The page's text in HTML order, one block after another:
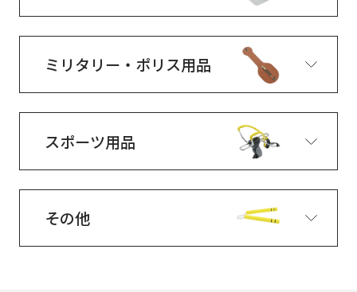
ミリタリー・ポリス用品
スポーツ用品
その他